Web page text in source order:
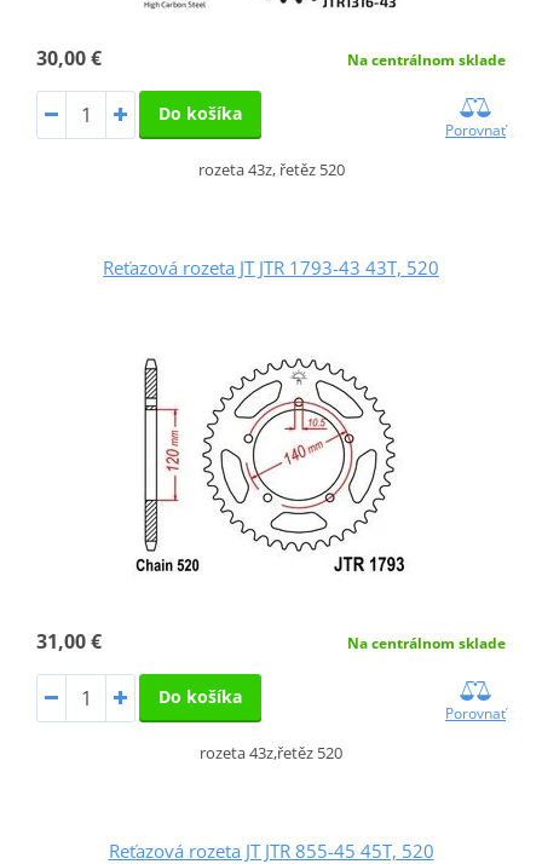
30,00 € Na centrálnom sklade
Do košíka
Porovnať
rozeta 43z, řetěz 520
Reťazová rozeta JT JTR 1793-43 43T, 520
31,00 € Na centrálnom sklade
Do košíka
Porovnať
rozeta 43z,řetěz 520
Reťazová rozeta JT JTR 855-45 45T, 520